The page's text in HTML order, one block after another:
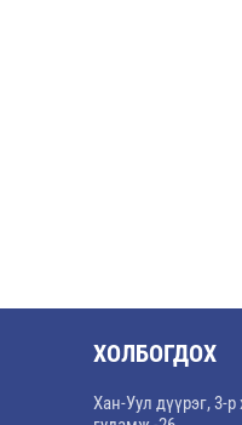
ХОЛБОГДОХ
Хан-Уул дүүрэг, 3-